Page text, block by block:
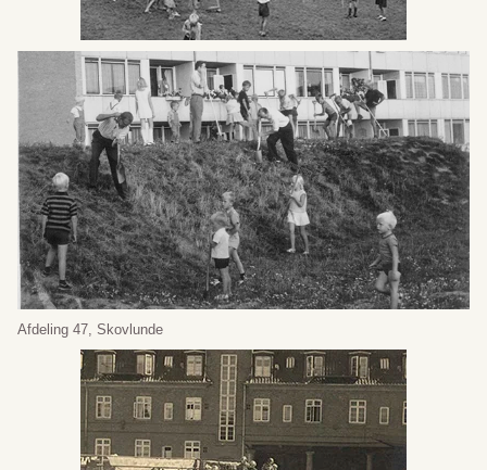
Afdeling 47, Skovlunde